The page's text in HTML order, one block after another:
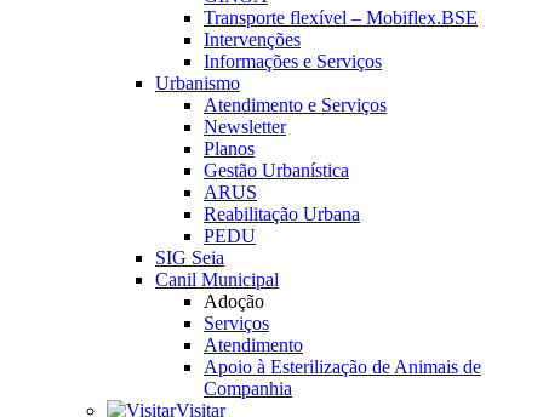
Transporte flexível – Mobiflex.BSE
Intervenções
Informações e Serviços
Urbanismo
Atendimento e Serviços
Newsletter
Planos
Gestão Urbanística
ARUS
Reabilitação Urbana
PEDU
SIG Seia
Canil Municipal
Adoção
Serviços
Atendimento
Apoio à Esterilização de Animais de
Companhia
Visitar